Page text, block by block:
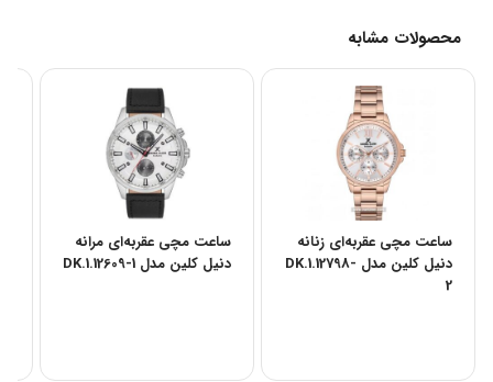
محصولات مشابه
ساعت مچی عقربه‌ای زنانه
دنیل کلین مدل DK.1.12798-
2
ساعت مچی عقربه‌ای مرانه
دنیل کلین مدل DK.1.12609-1